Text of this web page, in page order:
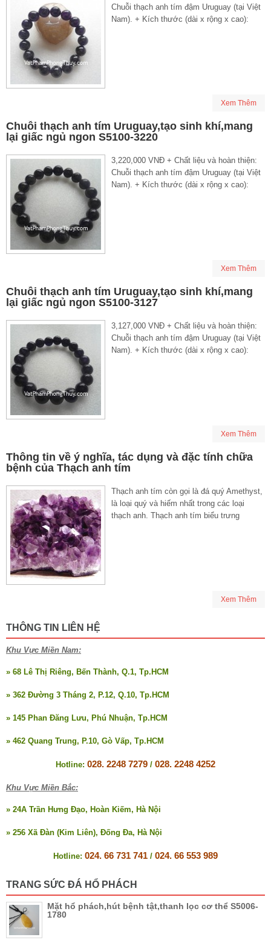
Chuỗi thạch anh tím đậm Uruguay (tại Việt
Nam). + Kích thước (dài x rộng x cao):
Xem Thêm
Chuỗi thạch anh tím Uruguay,tạo sinh khí,mang
lại giấc ngủ ngon S5100-3220
3,220,000 VNĐ + Chất liệu và hoàn thiện:
Chuỗi thạch anh tím đậm Uruguay (tại Việt
Nam). + Kích thước (dài x rộng x cao):
Xem Thêm
Chuỗi thạch anh tím Uruguay,tạo sinh khí,mang
lại giấc ngủ ngon S5100-3127
3,127,000 VNĐ + Chất liệu và hoàn thiện:
Chuỗi thạch anh tím đậm Uruguay (tại Việt
Nam). + Kích thước (dài x rộng x cao):
Xem Thêm
Thông tin về ý nghĩa, tác dụng và đặc tính chữa
bệnh của Thạch anh tím
Thạch anh tím còn gọi là đá quý Amethyst,
là loại quý và hiếm nhất trong các loại
thạch anh. Thạch anh tím biểu trưng
Xem Thêm
THÔNG TIN LIÊN HỆ
Khu Vực Miền Nam:
» 68 Lê Thị Riêng, Bến Thành, Q.1, Tp.HCM
» 362 Đường 3 Tháng 2, P.12, Q.10, Tp.HCM
» 145 Phan Đăng Lưu, Phú Nhuận, Tp.HCM
» 462 Quang Trung, P.10, Gò Vấp, Tp.HCM
Hotline: 028. 2248 7279 / 028. 2248 4252
Khu Vực Miền Bắc:
» 24A Trần Hưng Đạo, Hoàn Kiếm, Hà Nội
» 256 Xã Đàn (Kim Liên), Đống Đa, Hà Nội
Hotline: 024. 66 731 741 / 024. 66 553 989
TRANG SỨC ĐÁ HỔ PHÁCH
Mặt hổ phách,hút bệnh tật,thanh lọc cơ thể S5006-
1780